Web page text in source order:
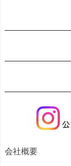
会社概要